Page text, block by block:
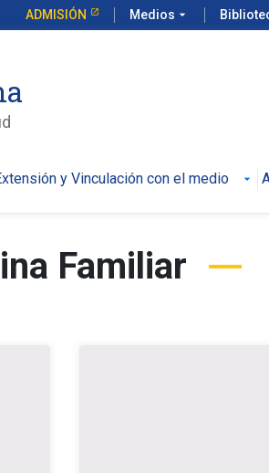
ADMISIÓN Medios arrow_drop_down
y Vinculación con el medio
Familiar